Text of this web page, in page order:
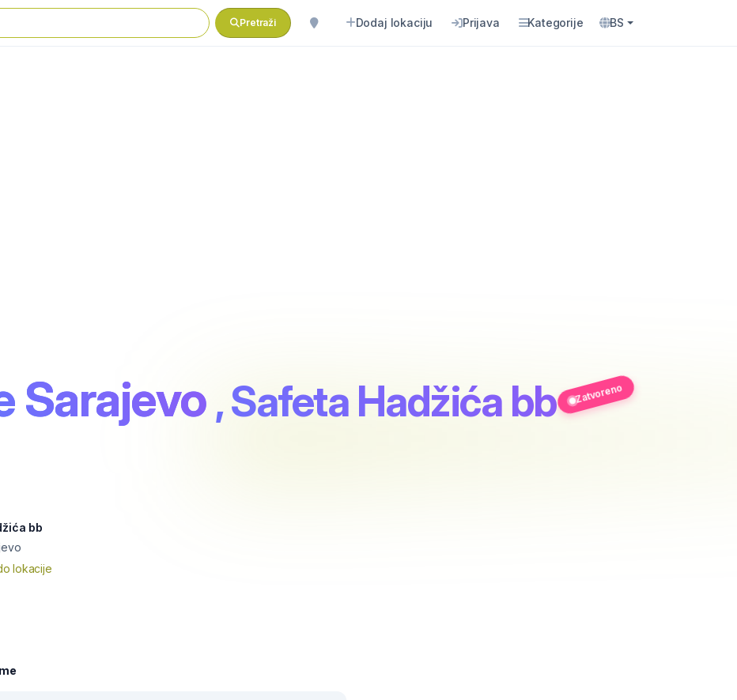
Pretraži Dodaj lokaciju Prijava Kategorije BS
Sarajevo , Safeta Hadžića bb Zatvoreno
bb
lokacije